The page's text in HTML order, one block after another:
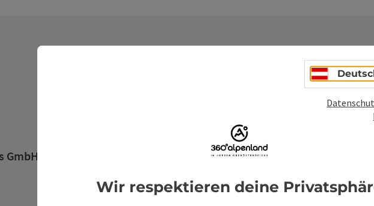
GmbH
Unverbindliche
*sind Pflichtfelder
Vorname Nachname
Wir respektieren deine